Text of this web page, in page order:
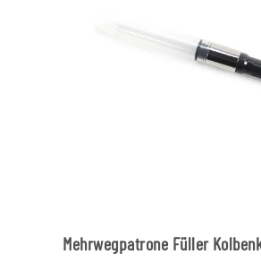
Mehrwegpatrone Füller